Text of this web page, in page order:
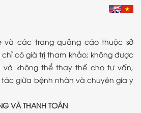
và các trang quảng cáo thuộc sở
có giá trị tham khảo; không được
và không thể thay thế cho tư vấn,
giữa bệnh nhân và chuyên gia y
VÀ THANH TOÁN